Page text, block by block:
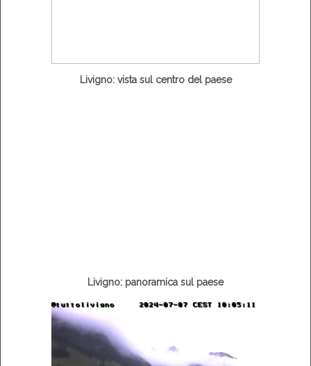
Livigno: vista sul centro del paese
Livigno: panoramica sul paese